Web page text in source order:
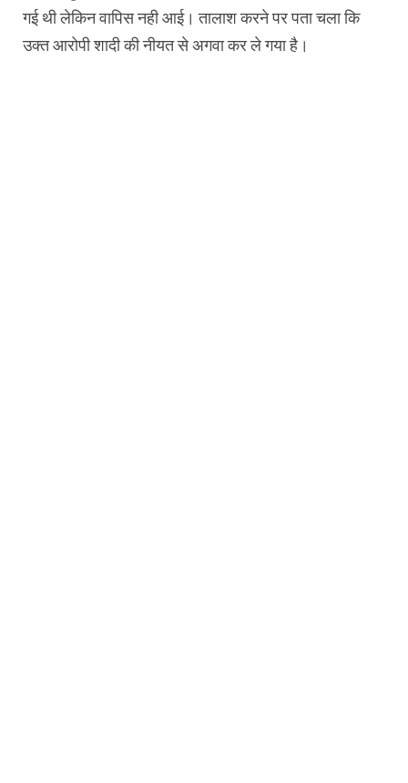
गई थी लेकिन वापिस नही आई। तालाश करने पर पता चला कि
उक्त आरोपी शादी की नीयत से अगवा कर ले गया है।